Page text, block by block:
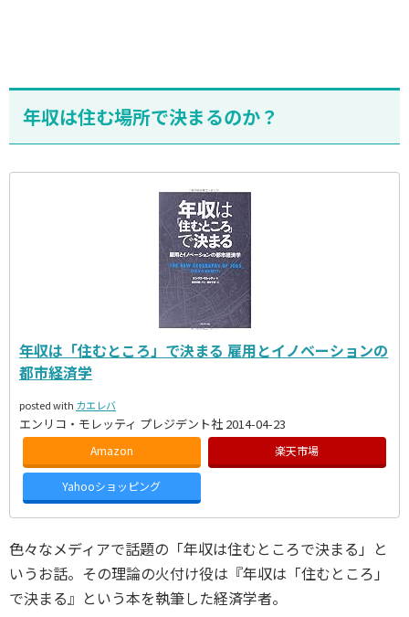
年収は住む場所で決まるのか？
年収は「住むところ」で決まる 雇用とイノベーションの
都市経済学
posted with カエレバ
エンリコ・モレッティ プレジデント社 2014-04-23
Amazon 楽天市場
Yahooショッピング
色々なメディアで話題の「年収は住むところで決まる」と
いうお話。その理論の火付け役は『年収は「住むところ」
で決まる』という本を執筆した経済学者。